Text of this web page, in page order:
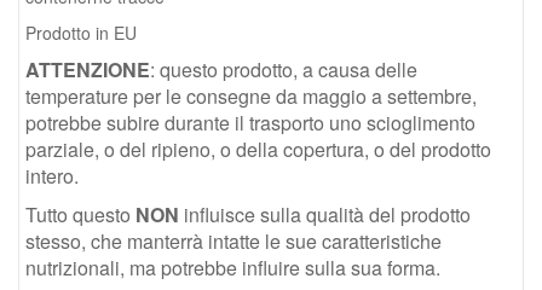
Prodotto in EU
ATTENZIONE: questo prodotto, a causa delle
temperature per le consegne da maggio a settembre,
potrebbe subire durante il trasporto uno scioglimento
parziale, o del ripieno, o della copertura, o del prodotto
intero.
Tutto questo NON influisce sulla qualità del prodotto
stesso, che manterrà intatte le sue caratteristiche
nutrizionali, ma potrebbe influire sulla sua forma.